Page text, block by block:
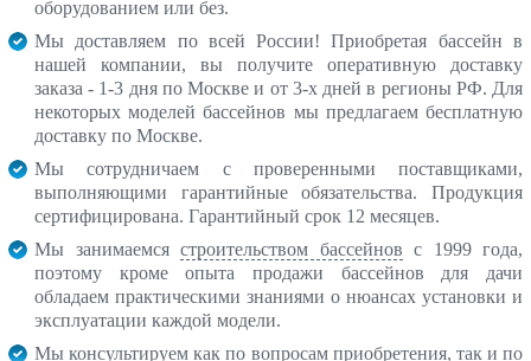
оборудованием или без.
Мы доставляем по всей России! Приобретая бассейн в
нашей компании, вы получите оперативную доставку
заказа - 1-3 дня по Москве и от 3-х дней в регионы РФ. Для
некоторых моделей бассейнов мы предлагаем бесплатную
доставку по Москве.
Мы сотрудничаем с проверенными поставщиками,
выполняющими гарантийные обязательства. Продукция
сертифицирована. Гарантийный срок 12 месяцев.
Мы занимаемся строительством бассейнов с 1999 года,
поэтому кроме опыта продажи бассейнов для дачи
обладаем практическими знаниями о нюансах установки и
эксплуатации каждой модели.
Мы консультируем как по вопросам приобретения, так и по